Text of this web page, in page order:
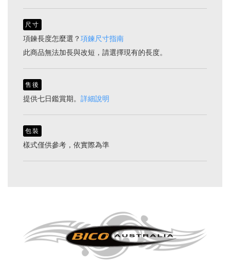
尺寸
項鍊長度怎麼選？項鍊尺寸指南
此商品無法加長與改短，請選擇現有的長度。
售後
提供七日鑑賞期。 詳細說明
包裝
樣式僅供參考，依實際為準